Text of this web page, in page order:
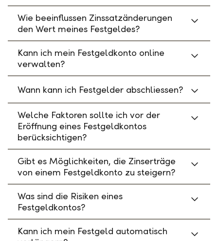
Wie beeinflussen Zinssatzänderungen
den Wert meines Festgeldes?
Kann ich mein Festgeldkonto online
verwalten?
Wann kann ich Festgelder abschliessen?
Welche Faktoren sollte ich vor der
Eröffnung eines Festgeldkontos
berücksichtigen?
Gibt es Möglichkeiten, die Zinserträge
von einem Festgeldkonto zu steigern?
Was sind die Risiken eines
Festgeldkontos?
Kann ich mein Festgeld automatisch